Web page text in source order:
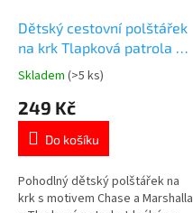
Dětský cestovní polštářek
na krk Tlapková patrola –
Chase a Marshall | pohodlí
na cesty
Průměrné
produktu
5,0
5
hvězdiček.
Skladem (>5 ks)
249 Kč
Do košíku
Pohodlný dětský polštářek na
krk s motivem Chase a Marshalla